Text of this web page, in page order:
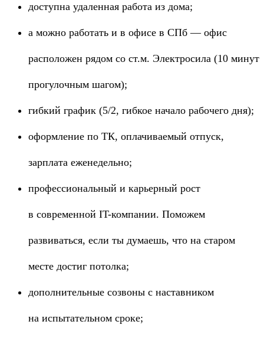
доступна удаленная работа из дома;
а можно работать и в офисе в СПб — офис
расположен рядом со ст.м. Электросила (10 минут
прогулочным шагом);
гибкий график (5/2, гибкое начало рабочего дня);
оформление по ТК, оплачиваемый отпуск,
зарплата еженедельно;
профессиональный и карьерный рост
в современной IT-компании. Поможем
развиваться, если ты думаешь, что на старом
месте достиг потолка;
дополнительные созвоны с наставником
на испытательном сроке;